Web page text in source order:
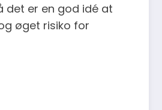
det er en god idé at
øget risiko for